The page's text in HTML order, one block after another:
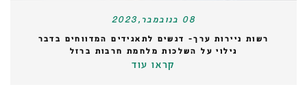
08 בנובמבר,2023
רשות ניירות ערך- דגשים לתאגידים המדווחים בדבר
גילוי על השלכות מלחמת חרבות ברזל
קראו עוד